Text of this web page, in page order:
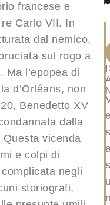
francese e
Carlo VII. In
dal nemico,
sul rogo a
Ma l’epopea di
d’Orléans, non
Benedetto XV
dalla
vicenda
e colpi di
negli
storiografi,